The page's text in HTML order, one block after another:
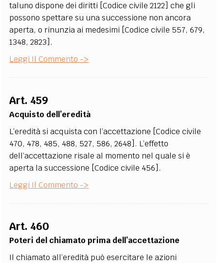
taluno dispone dei diritti [Codice civile 2122] che gli
possono spettare su una successione non ancora
aperta, o rinunzia ai medesimi [Codice civile 557, 679,
1348, 2823].
Leggi Il Commento ->
Art. 459
Acquisto dell’eredità
L’eredità si acquista con l’accettazione [Codice civile
470, 478, 485, 488, 527, 586, 2648]. L’effetto
dell’accettazione risale al momento nel quale si è
aperta la successione [Codice civile 456].
Leggi Il Commento ->
Art. 460
Poteri del chiamato prima dell’accettazione
Il chiamato all’eredità può esercitare le azioni